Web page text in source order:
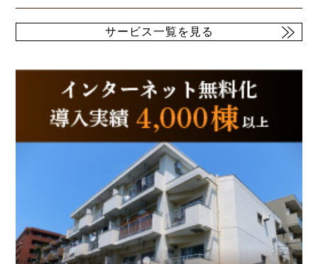
サービス一覧を見る